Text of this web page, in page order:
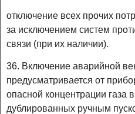
отключение всех прочих
за исключением систем
связи (при их наличии).
36. Включение аварийной
предусматривается от
опасной концентрации газа
дублированных ручным